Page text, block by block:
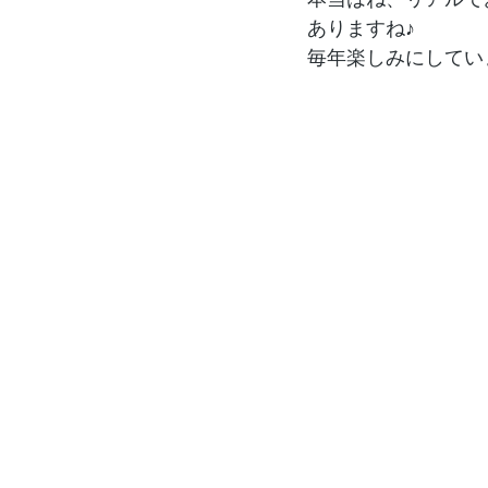
ありますね♪
毎年楽しみにして